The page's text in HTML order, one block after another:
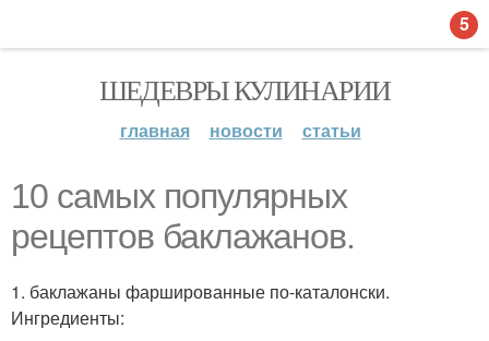
ШЕДЕВРЫ КУЛИНАРИИ
главная новости статьи
10 самых популярных
рецептов баклажанов.
1. баклажаны фаршированные по-каталонски.
Ингредиенты:
5